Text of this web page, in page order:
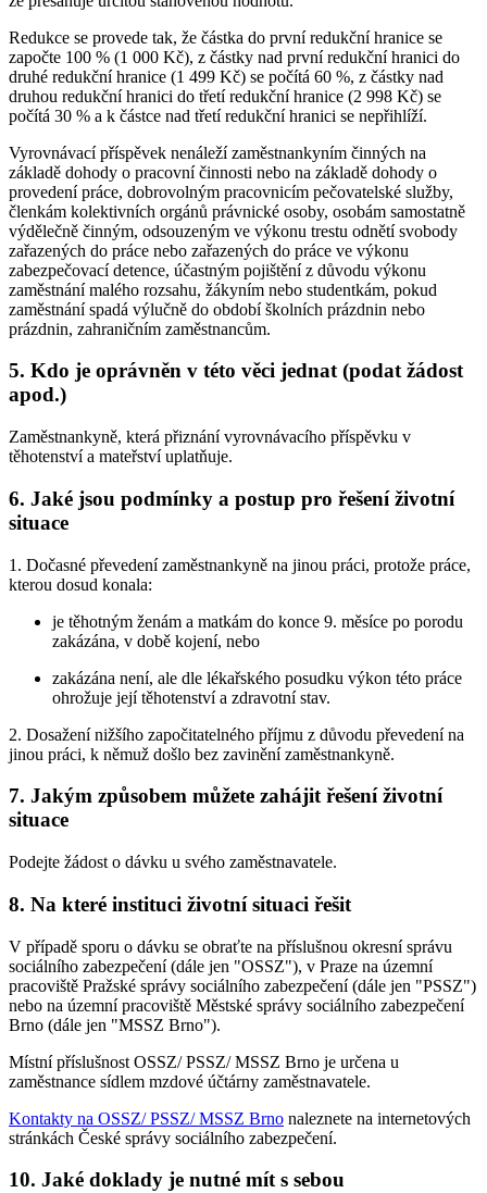
Redukce se provede tak, že částka do první redukční hranice se
započte 100 % (1 000 Kč), z částky nad první redukční hranici do
druhé redukční hranice (1 499 Kč) se počítá 60 %, z částky nad
druhou redukční hranici do třetí redukční hranice (2 998 Kč) se
počítá 30 % a k částce nad třetí redukční hranici se nepřihlíží.
Vyrovnávací příspěvek nenáleží zaměstnankyním činných na
základě dohody o pracovní činnosti nebo na základě dohody o
provedení práce, dobrovolným pracovnicím pečovatelské služby,
členkám kolektivních orgánů právnické osoby, osobám samostatně
výdělečně činným, odsouzeným ve výkonu trestu odnětí svobody
zařazených do práce nebo zařazených do práce ve výkonu
zabezpečovací detence, účastným pojištění z důvodu výkonu
zaměstnání malého rozsahu, žákyním nebo studentkám, pokud
zaměstnání spadá výlučně do období školních prázdnin nebo
prázdnin, zahraničním zaměstnancům.
5. Kdo je oprávněn v této věci jednat (podat žádost
apod.)
Zaměstnankyně, která přiznání vyrovnávacího příspěvku v
těhotenství a mateřství uplatňuje.
6. Jaké jsou podmínky a postup pro řešení životní
situace
1. Dočasné převedení zaměstnankyně na jinou práci, protože práce,
kterou dosud konala:
je těhotným ženám a matkám do konce 9. měsíce po porodu
zakázána, v době kojení, nebo
zakázána není, ale dle lékařského posudku výkon této práce
ohrožuje její těhotenství a zdravotní stav.
2. Dosažení nižšího započitatelného příjmu z důvodu převedení na
jinou práci, k němuž došlo bez zavinění zaměstnankyně.
7. Jakým způsobem můžete zahájit řešení životní
situace
Podejte žádost o dávku u svého zaměstnavatele.
8. Na které instituci životní situaci řešit
V případě sporu o dávku se obraťte na příslušnou okresní správu
sociálního zabezpečení (dále jen "OSSZ"), v Praze na územní
pracoviště Pražské správy sociálního zabezpečení (dále jen "PSSZ")
nebo na územní pracoviště Městské správy sociálního zabezpečení
Brno (dále jen "MSSZ Brno").
Místní příslušnost OSSZ/ PSSZ/ MSSZ Brno je určena u
zaměstnance sídlem mzdové účtárny zaměstnavatele.
Kontakty na OSSZ/ PSSZ/ MSSZ Brno naleznete na internetových
stránkách České správy sociálního zabezpečení.
10. Jaké doklady je nutné mít s sebou